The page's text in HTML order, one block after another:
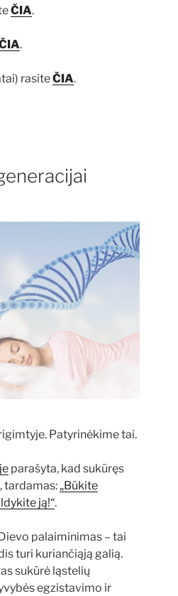
ČIA.
.
rasiteČIA.
Patyrinėkime tai.
parašyta, kad sukūręs
tardamas: „Būkite
ją!“.
palaiminimas – tai
turi kuriančiąją galią.
sukūrė ląstelių
egzistavimo ir